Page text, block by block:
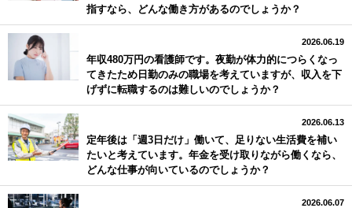
指すなら、どんな働き方があるのでしょうか？
2026.06.19
年収480万円の看護師です。夜勤が体力的につらくなっ
てきたため日勤のみの職場を考えていますが、収入を下
げずに転職するのは難しいのでしょうか？
2026.06.13
定年後は「週3日だけ」働いて、足りない生活費を補い
たいと考えています。年金を受け取りながら働くなら、
どんな仕事が向いているのでしょうか？
2026.06.07